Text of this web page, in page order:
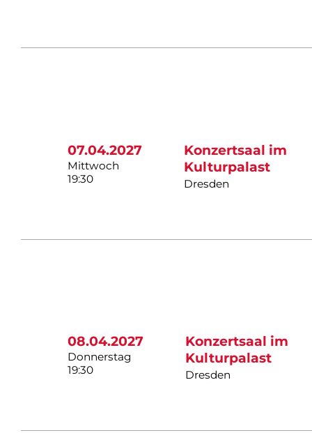
07.04.2027
Mittwoch
19:30
Konzertsaal im
Kulturpalast
Dresden
08.04.2027
Donnerstag
19:30
Konzertsaal im
Kulturpalast
Dresden